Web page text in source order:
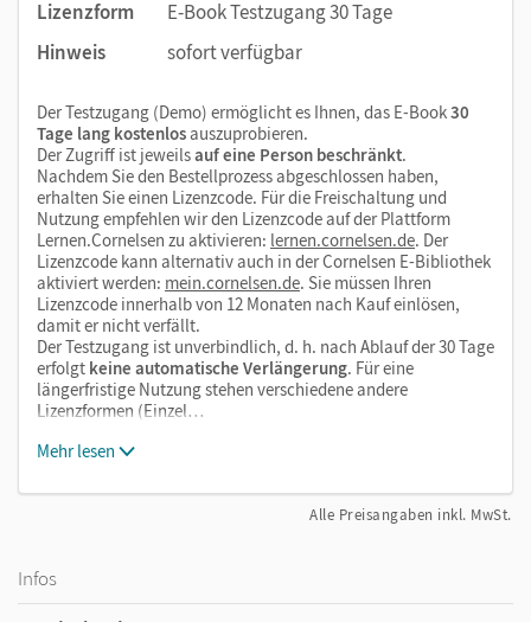
Lizenzform
E-Book Testzugang 30 Tage
Hinweis
sofort verfügbar
Der Testzugang (Demo) ermöglicht es Ihnen, das E-Book30
Tage lang kostenlosauszuprobieren.
Der Zugriff ist jeweilsauf eine Person beschränkt.
Nachdem Sie den Bestellprozess abgeschlossen haben,
erhalten Sie einen Lizenzcode. Für die Freischaltung und
Nutzung empfehlen wir den Lizenzcode auf der Plattform
Lernen.Cornelsen zu aktivieren: lernen.cornelsen.de. Der
Lizenzcode kann alternativ auch in der Cornelsen E-Bibliothek
aktiviert werden: mein.cornelsen.de. Sie müssen Ihren
Lizenzcode innerhalb von 12 Monaten nach Kauf einlösen,
damit er nicht verfällt.
Der Testzugang ist unverbindlich, d. h. nach Ablauf der 30 Tage
erfolgt keine automatische Verlängerung. Für eine
längerfristige Nutzung stehen verschiedene andere
Lizenzformen (Einzel…
Mehr lesen
Alle Preisangaben inkl. MwSt.
Infos